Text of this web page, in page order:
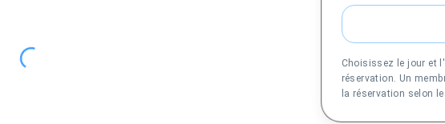
Choisissez le jour et
réservation. Un
la réservation selon